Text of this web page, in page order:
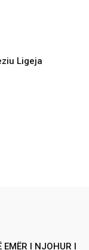
Ligeja
I NJOHUR I